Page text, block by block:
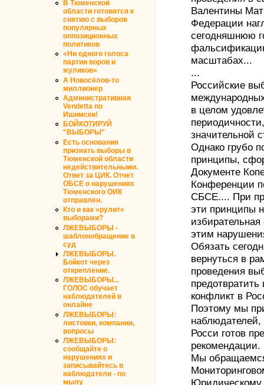
В Тюменской
области готовятся к
снятию с выборов
популярных
оппозиционных
политиков
«Ни одного голоса
партии воров и
жуликов»
А Новосёлов-то
миллионер
Административная
Vendetta по
Ишимски!
БОЙКОТИРУЙ
"ВЫБОРЫ"
Есть основания
признать выборы в
Тюменской области
недействительными.
Ответ за ЦИК. Отчет
ОБСЕ о нарушениях
Тюменского ОИК
отправлен.
Кто и как «рулит»
выборами?
ЛЖЕВЫБОРЫ -
шаблонобращение в
суд
ЛЖЕВЫБОРЫ.
Бойкот через
открепление.
ЛЖЕВЫБОРЫ...
ГОЛОС обучает
наблюдателей в
онлайне
ЛЖЕВЫБОРЫ:
листовки, компании,
вопросы
ЛЖЕВЫБОРЫ:
сообщайте о
нарушениях и
записывайтесь в
наблюдатели - по
мылу
Валентины
Федерации
сегодняшнюю
масштабах...
...
Российские
в целом
значительной
Однако грубо
принципы,
Документе
Конференции
СБСЕ.... При
эти принципы
этим
Обязать
вернуться в
проведения
конфликт в
Поэтому мы
Росси готов
рекомендации.
Мы